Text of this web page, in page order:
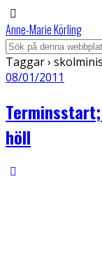
Anne-Marie Körling
Taggar ›
08/01/2011
höll